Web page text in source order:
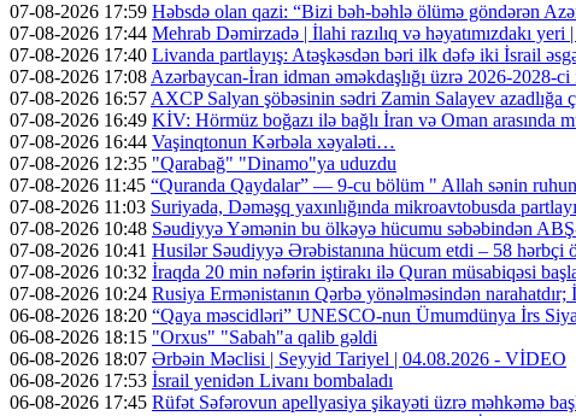
07-08-2026 17:59 Həbsdə olan qazi: “Bizi bəh-bəhlə ölümə göndərən
07-08-2026 17:44 Mehrab Dəmirzadə | İlahi razılıq və həyatımızdakı
07-08-2026 17:40 Livanda partlayış: Atəşkəsdən bəri ilk dəfə iki İsrail
07-08-2026 17:08 Azərbaycan-İran idman əməkdaşlığı üzrə 2026-2028-
07-08-2026 16:57 AXCP Salyan şöbəsinin sədri Zamin Salayev azadlığa
07-08-2026 16:49 KİV: Hörmüz boğazı ilə bağlı İran və Oman arasında
07-08-2026 16:44 Vaşinqtonun Kərbəla xəyaləti…
07-08-2026 12:35 "Qarabağ" "Dinamo"ya uduzdu
07-08-2026 11:45 “Quranda Qaydalar” — 9-cu bölüm " Allah sənin
07-08-2026 11:03 Suriyada, Dəməşq yaxınlığında mikroavtobusda
07-08-2026 10:48 Səudiyyə Yəmənin bu ölkəyə hücumu səbəbindən
07-08-2026 10:41 Husilər Səudiyyə Ərəbistanına hücum etdi – 58 hərbçi
07-08-2026 10:32 İraqda 20 min nəfərin iştirakı ilə Quran müsabiqəsi
07-08-2026 10:24 Rusiya Ermənistanın Qərbə yönəlməsindən
06-08-2026 18:20 “Qaya məscidləri” UNESCO-nun Ümumdünya İrs
06-08-2026 18:15 "Orxus" "Sabah"a qalib gəldi
06-08-2026 18:07 Ərbəin Məclisi | Seyyid Tariyel | 04.08.2026 - VİDEO
06-08-2026 17:53 İsrail yenidən Livanı bombaladı
06-08-2026 17:45 Rüfət Səfərovun apellyasiya şikayəti üzrə məhkəmə